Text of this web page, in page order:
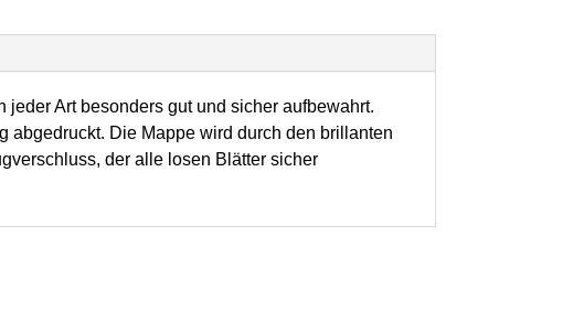
Art besonders gut und sicher aufbewahrt.
abgedruckt. Die Mappe wird durch den brillanten
der alle losen Blätter sicher